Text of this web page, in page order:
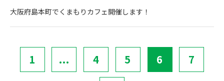
大阪府島本町でくまもりカフェ開催します！
1 ... 4 5 6 7